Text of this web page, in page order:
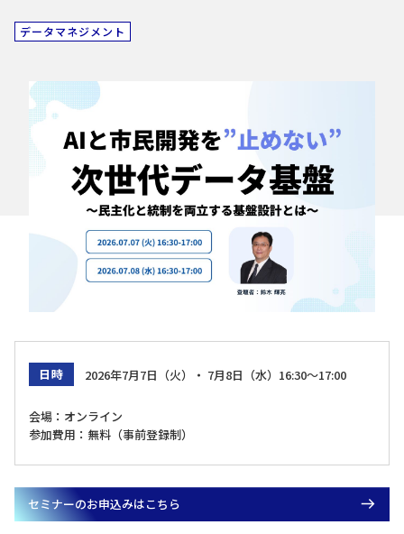
データマネジメント
日時 2026年7月7日（火）・ 7月8日（水）16:30～17:00
会場：オンライン
参加費用：無料（事前登録制）
セミナーのお申込みはこちら